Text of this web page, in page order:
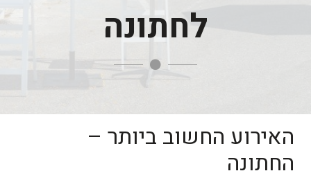
לחתונה
האירוע החשוב ביותר –
החתונה